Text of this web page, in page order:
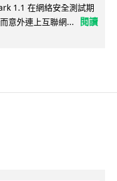
1.1 在網絡安全測試期
意外連上互聯網...
閱讀